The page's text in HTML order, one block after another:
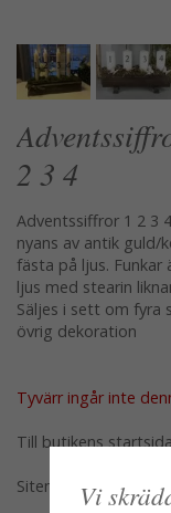
2 3 4
Adventssiffror 1 2 3
nyans av antik guld/
fästa på ljus.
ljus med stearin
Säljes i sett om fyra
övrig dekoration
Tyvärr ingår inte
Till butikens
Sitemap »Vi